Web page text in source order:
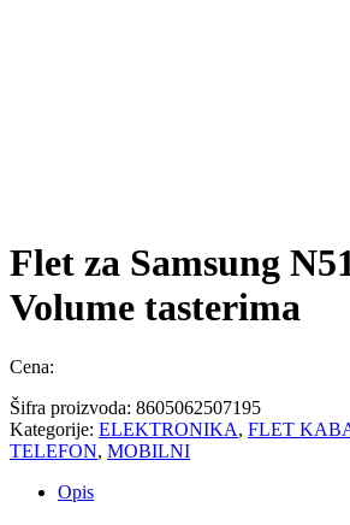
Flet za Samsung
Volume tasterima
Cena:
Šifra proizvoda: 8605062507195
Kategorije: ELEKTRONIKA, FLET
TELEFON, MOBILNI
Opis